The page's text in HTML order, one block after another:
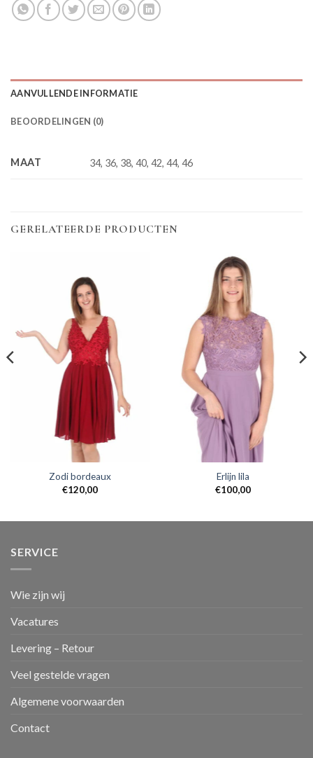
AANVULLENDE INFORMATIE
BEOORDELINGEN (0)
MAAT 34, 36, 38, 40, 42, 44, 46
GERELATEERDE PRODUCTEN
Zodi bordeaux
€120,00
Erlijn lila
€100,00
SERVICE
Wie zijn wij
Vacatures
Levering – Retour
Veel gestelde vragen
Algemene voorwaarden
Contact